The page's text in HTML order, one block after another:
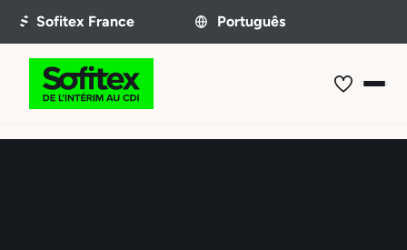
Oferta não encontrada